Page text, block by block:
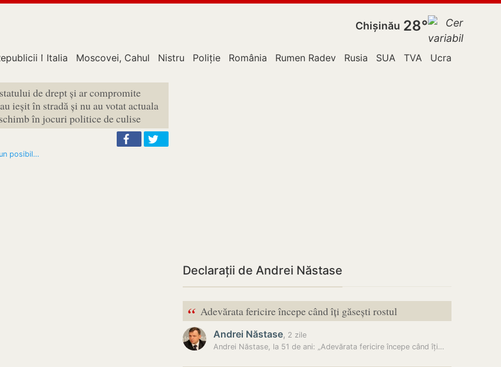
Chișinău 28°
Moldova
Italia Moscovei, Cahul Nistru Poliție România Rumen Radev Rusia SUA TVA Ucraina
de drept și ar compromite
ieșit în stradă și nu au votat actuala
în jocuri politice de culise
posibil…
Declarații de Andrei Năstase
“ Adevărata fericire începe când îți găsești rostul
Andrei Năstase, 2 zile
Andrei Năstase, la 51 de ani: „Adevărata fericire începe când îți…